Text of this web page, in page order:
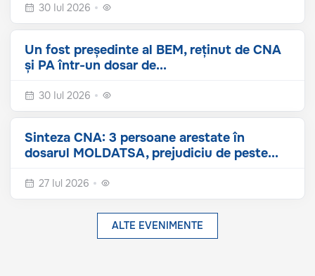
30 Iul 2026
Un fost președinte al BEM, reținut de CNA
și PA într-un dosar de...
30 Iul 2026
Sinteza CNA: 3 persoane arestate în
dosarul MOLDATSA, prejudiciu de peste...
27 Iul 2026
ALTE EVENIMENTE